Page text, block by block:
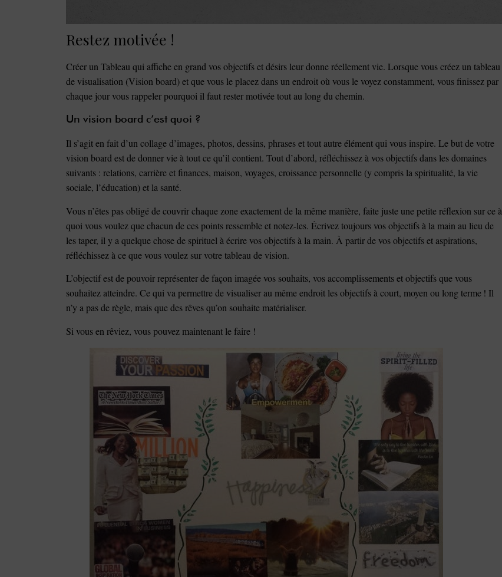
Restez motivée !
Créer un Tableau qui affiche en grand vos objectifs et désirs leur donne réellement vie. Lorsque vous créez un tableau
de visualisation (Vision board) et que vous le placez dans un endroit où vous le voyez constamment, vous finissez par
chaque jour vous rappeler pourquoi il faut rester motivée tout au long du chemin.
Un vision board c’est quoi ?
Il s’agit en fait d’un collage d’images, photos, dessins, phrases et tout autre élément qui vous inspire. Le but de votre
vision board est de donner vie à tout ce qu’il contient. Tout d’abord, réfléchissez à vos objectifs dans les domaines
suivants : relations, carrière et finances, maison, voyages, croissance personnelle (y compris la spiritualité, la vie
sociale, l’éducation) et la santé.
Vous n’êtes pas obligé de couvrir chaque zone exactement de la même manière, faite juste une petite réflexion sur ce à
quoi vous voulez que chacun de ces points ressemble et notez-les. Écrivez toujours vos objectifs à la main au lieu de
les taper, il y a quelque chose de spirituel à écrire vos objectifs à la main. À partir de vos objectifs et aspirations,
réfléchissez à ce que vous voulez sur votre tableau de vision.
L’objectif est de pouvoir représenter de façon imagée vos souhaits, vos accomplissements et objectifs que vous
souhaitez atteindre. Ce qui va permettre de visualiser au même endroit les objectifs à court, moyen ou long terme ! Il
n’y a pas de règle, mais que des rêves qu’on souhaite matérialiser.
Si vous en rêviez, vous pouvez maintenant le faire !